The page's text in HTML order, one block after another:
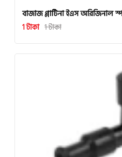
বাজাজ প্লাটিনা ইএস অরিজিনাল
1 টাকা 1 টাকা